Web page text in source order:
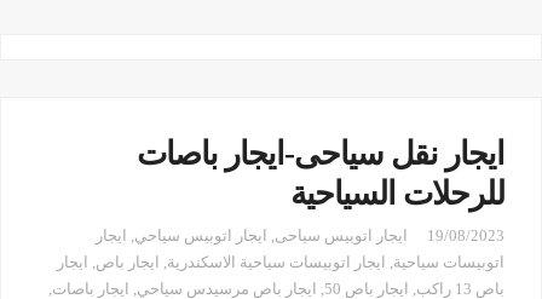
ايجار نقل سياحى-ايجار باصات
للرحلات السياحية
19/08/2023 ايجار اتوبيس سياحى, ايجار اتوبيس سياحي, ايجار
اتوبيسات سياحية, ايجار اتوبيسات سياحية الاسكندرية, ايجار باص, ايجار
باص 13 راكب
, ايجار باص 50 , ايجار باص مرسيدس سياحي, ايجار باصات,